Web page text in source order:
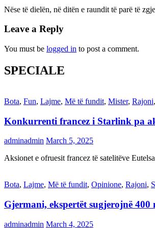
Nëse të dielën, në ditën e raundit të parë të
Leave a Reply
You must be logged in to post a comment.
SPECIALE
Bota, Fun, Lajme, Më të fundit, Mister, Rajoni,
Konkurrenti francez i Starlink pa
adminadmin March 5, 2025
Aksionet e ofruesit francez të satelitëve
Bota, Lajme, Më të fundit, Opinione, Rajoni,
Gjermani, ekspertët sugjerojnë
adminadmin March 4, 2025